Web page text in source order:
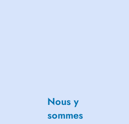
Nous y
sommes